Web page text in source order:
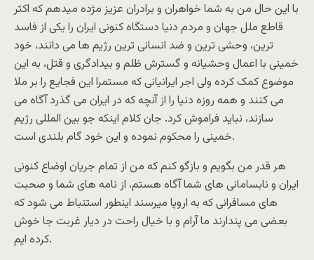
با این حال من به شما خواهران و برادران عزیز مژده میدهم که اکثر
قاطع ملل جهان و مردم دنیا دستگاه کنونی ایران را یکی از فاسد
ترین، وحشی ترین و ضد انسانی ترین رژیم ها می دانند، خود
خمینی با اعمال وحشیانه و گسترش ظلم و بیدادگری و قتل، به این
موضوع کمک کرده ولی اجر ایرانیانی که مستمرا این فجایع را بر ملا
می کنند و همه روزه دنیا را از آنچه که در ایران می گذرد آگاه می
سازند، نباید فراموش کرد. جان کلام اینکه جو بین المللی رژیم
خمینی را محکوم نموده و این خود گام بلندی است.
هر قدر من بگویم و بازگو کنم که من از تمام جریان اوضاع کنونی
ایران و نابسامانی های شما آگاه هستم، از نامه های شما و صحبت
های مسافرانی که به اروپا میرسند اینطور استنباط می شود که
بعضی می پندارند ما آرام و با خیال راحت در دیار غربت جا خوش
کرده ایم.